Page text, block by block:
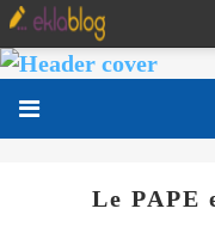
Le PAPE